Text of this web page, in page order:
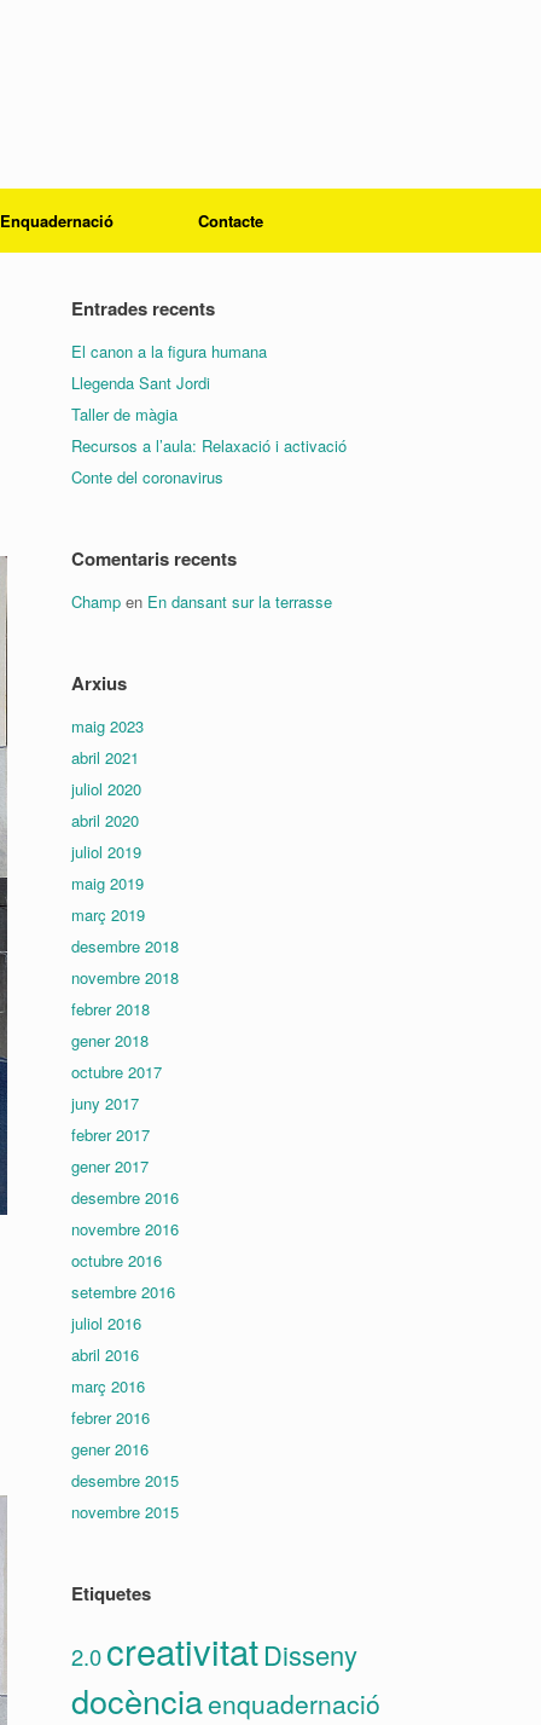
Enquadernació Contacte
Entrades recents
El canon a la figura humana
Llegenda Sant Jordi
Taller de màgia
Recursos a l’aula: Relaxació i activació
Conte del coronavirus
Comentaris recents
Champ en En dansant sur la terrasse
Arxius
maig 2023
abril 2021
juliol 2020
abril 2020
juliol 2019
maig 2019
març 2019
desembre 2018
novembre 2018
febrer 2018
gener 2018
octubre 2017
juny 2017
febrer 2017
gener 2017
desembre 2016
novembre 2016
octubre 2016
setembre 2016
juliol 2016
abril 2016
març 2016
febrer 2016
gener 2016
desembre 2015
novembre 2015
Etiquetes
2.0creativitatDisseny
docènciaenquadernació